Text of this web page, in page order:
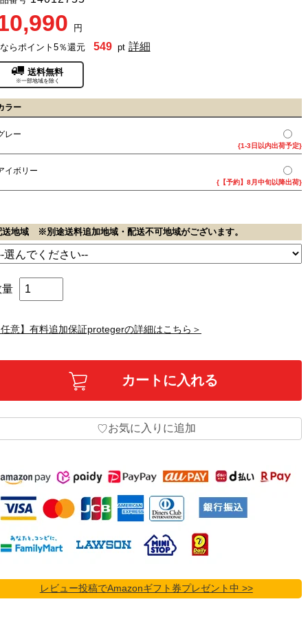
円
らポイント5％還元
549 pt 詳細
送料無料
※一部地域を除く
ラー
レー
{1-3日以内出荷予定}
イボリー
{【予約】8月中旬以降出荷}
送地域 ※別途送料追加地域・配送不可地域がございます。
量
意】有料追加保証protegerの詳細はこちら＞
♡お気に入りに追加
レビュー投稿でAmazonギフト券プレゼント中 >>